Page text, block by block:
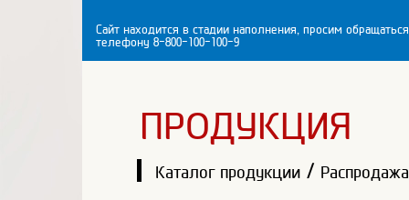
Сайт находится в стадии наполнения, просим
телефону 8-800-100-100-9
ПРОДУКЦИЯ
Каталог продукции /